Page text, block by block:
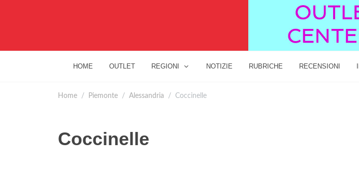
HOME OUTLET REGIONI NOTIZIE RUBRICHE RECENSIONI
Home Piemonte Alessandria Coccinelle
Coccinelle